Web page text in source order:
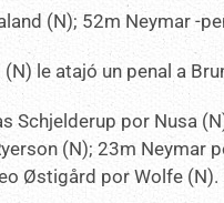
(N); 52m Neymar -
le atajó un penal a
Schjelderup por Nusa
(N); 23m Neymar
Østigård por Wolfe (N).